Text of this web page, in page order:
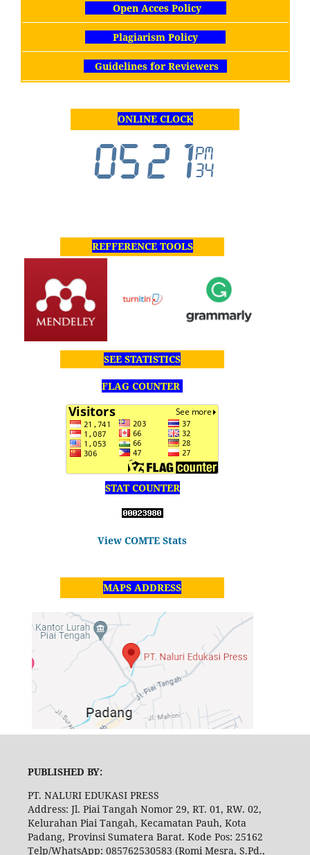
Open Acces Policy
Plagiarism Policy
Guidelines for Reviewers
ONLINE CLOCK
REFFERENCE TOOLS
SEE STATISTICS
FLAG COUNTER
STAT COUNTER
View COMTE Stats
MAPS ADDRESS
PUBLISHED BY:
PT. NALURI EDUKASI PRESS
Address: Jl. Piai Tangah Nomor 29, RT. 01, RW. 02,
Kelurahan Piai Tangah, Kecamatan Pauh, Kota
Padang, Provinsi Sumatera Barat. Kode Pos: 25162
Telp/WhatsApp: 085762530583 (Romi Mesra, S.Pd.,